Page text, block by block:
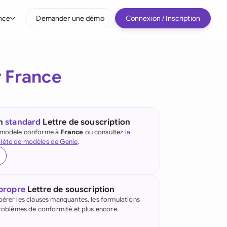
Entreprises intermédiaires
Tous les types d'entreprise
Demander une démo Connexion / Inscription
France
standard Lettre de souscription
conforme à France ou consultez la
de modèles de Genie.
Lettre de souscription
les clauses manquantes, les formulations
de conformité et plus encore.